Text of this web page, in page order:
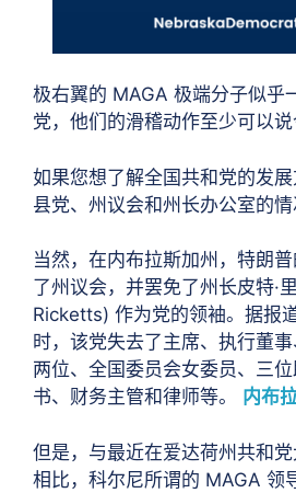
极右翼的 MAGA 极端分子似乎
党，他们的滑稽动作至少可以说
如果您想了解全国共和党的发
县党、州议会和州长办公室的情
当然，在内布拉斯加州，特朗
了州议会，并罢免了州长皮特·
Ricketts) 作为党的领袖。据报
时，该党失去了主席、执行董
两位、全国委员会女委员、三
书、财务主管和律师等。 内布
但是，与最近在爱达荷州共和
相比，科尔尼所谓的 MAGA 领